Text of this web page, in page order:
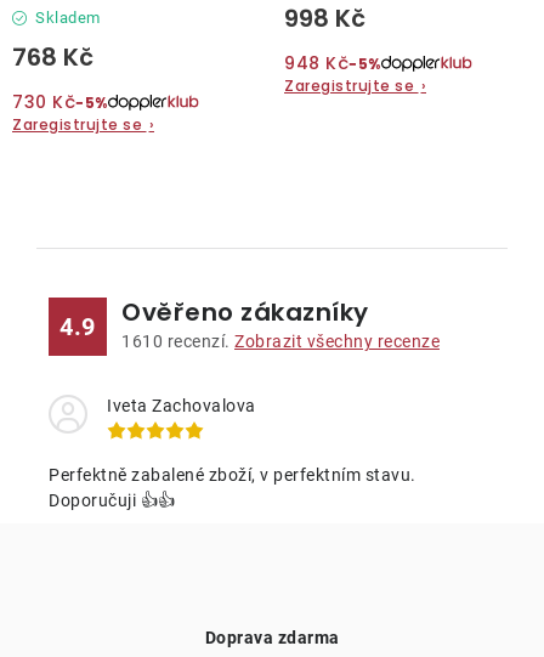
Skladem
768 Kč
730 Kč−5%
Zaregistrujte se ›
998 Kč
948 Kč−5%
Zaregistrujte se ›
4.9 Ověřeno zákazníky
1610 recenzí. Zobrazit všechny recenze
Iveta Zachovalova
Perfektně zabalené zboží, v perfektním stavu.
Doporučuji 👍👍
Doprava zdarma